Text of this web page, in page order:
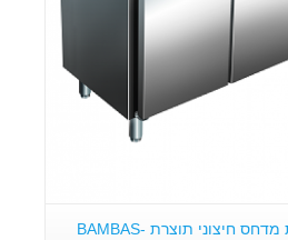
מקרר דלפק 4 דלתות מדחס חיצוני תוצרת BAMBAS-